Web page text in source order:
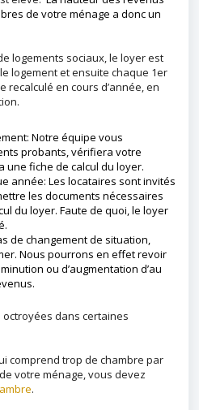
de votre ménage a donc un
logements sociaux, le loyer est
logement et ensuite chaque 1er
recalculé en cours d’année, en
Notre équipe vous
probants, vérifiera votre
fiche de calcul du loyer.
année: Les locataires sont invités
les documents nécessaires
du loyer. Faute de quoi, le loyer
de changement de situation,
Nous pourrons en effet revoir
ou d’augmentation d’au
dans certaines
comprend trop de chambre par
votre ménage, vous devez
.